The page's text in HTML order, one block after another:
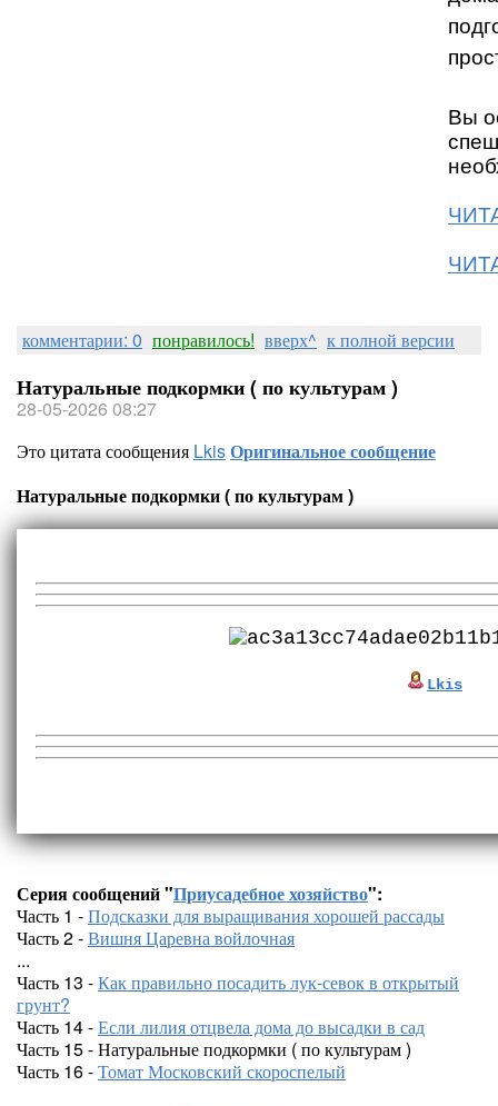
Вы
комментарии: 0 понравилось! вверх^ к полной версии
Натуральные подкормки ( по культурам )
28-05-2026 08:27
Это цитата сообщения LkisОригинальное сообщение
Натуральные подкормки ( по культурам )
Lkis
Серия сообщений "Приусадебное хозяйство":
Часть 1 -Подсказки для выращивания хорошей рассады
Часть 2 -Вишня Царевна войлочная
...
Часть 13 -Как правильно посадить лук-севок в открытый
грунт?
Часть 14 -Если лилия отцвела дома до высадки в сад
Часть 15 - Натуральные подкормки ( по культурам )
Часть 16 -Томат Московский скороспелый